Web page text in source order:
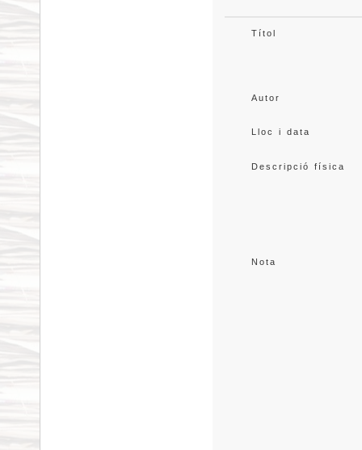
Títol
Autor
Lloc i data
Descripció física
Nota